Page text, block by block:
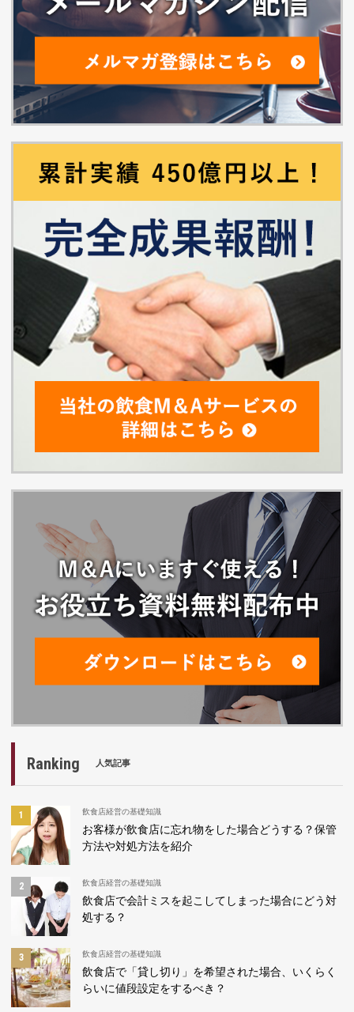
Ranking 人気記事
飲食店経営の基礎知識
お客様が飲食店に忘れ物をした場合どうする？保管
方法や対処方法を紹介
飲食店経営の基礎知識
飲食店で会計ミスを起こしてしまった場合にどう対
処する？
飲食店経営の基礎知識
飲食店で「貸し切り」を希望された場合、いくらく
らいに値段設定をするべき？